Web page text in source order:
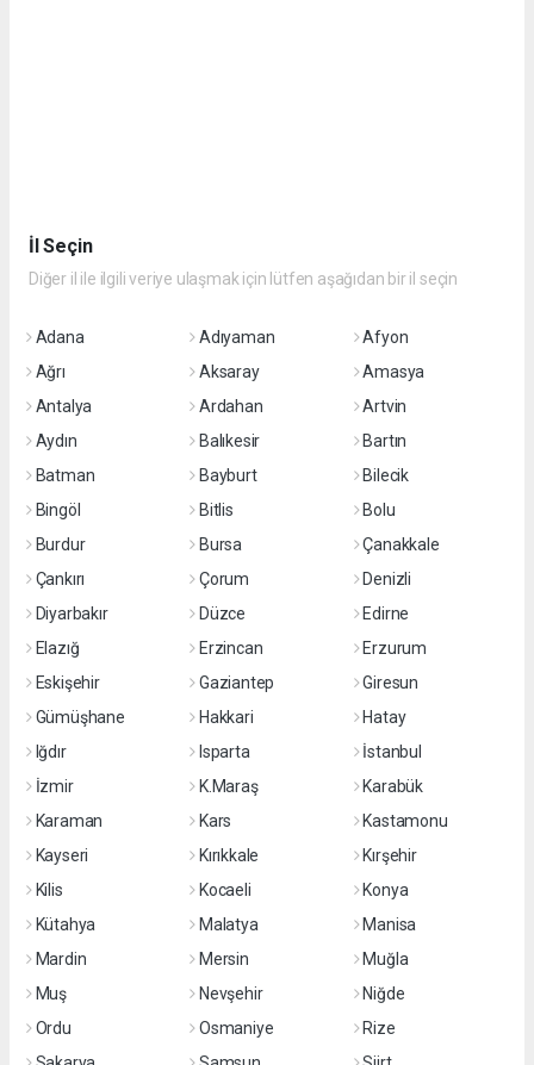
İl Seçin
Diğer il ile ilgili veriye ulaşmak için lütfen aşağıdan bir il seçin
Adana Adıyaman
Afyon
Ağrı
Aksaray
Amasya
Antalya
Ardahan
Artvin
Aydın
Balıkesir
Bartın
Batman
Bayburt
Bilecik
Bingöl
Bitlis
Bolu
Burdur
Bursa
Çanakkale
Çankırı
Çorum
Denizli
Diyarbakır
Düzce
Edirne
Elazığ
Erzincan
Erzurum
Eskişehir
Gaziantep
Giresun
Gümüşhane
Hakkari
Hatay
Iğdır
Isparta
İstanbul
İzmir
K.Maraş
Karabük
Karaman
Kars
Kastamonu
Kayseri
Kırıkkale
Kırşehir
Kilis
Kocaeli
Konya
Kütahya
Malatya
Manisa
Mardin
Mersin
Muğla
Muş
Nevşehir
Niğde
Ordu
Osmaniye
Rize